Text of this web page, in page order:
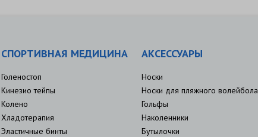
СПОРТИВНАЯ МЕДИЦИНА
Голеностоп
Кинезио тейпы
Колено
Хладотерапия
Эластичные бинты
АКСЕССУАРЫ
Носки
Носки для пляжного волейбола
Гольфы
Наколенники
Бутылочки